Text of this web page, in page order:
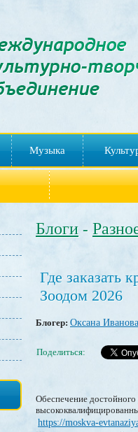
Музыка
Блоги -
Где заказать
Зоодом 2026
Блогер: Оксана Иванова
Поделиться:
Обеспечение
https://moskva-